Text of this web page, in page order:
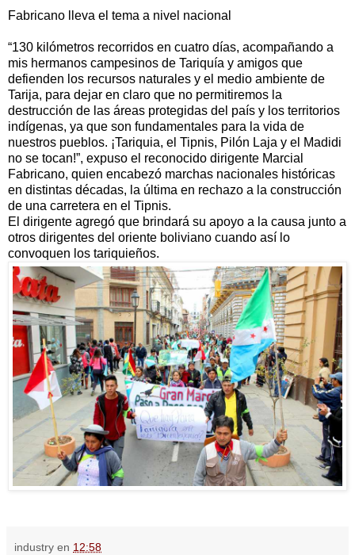
Fabricano lleva el tema a nivel nacional
“130 kilómetros recorridos en cuatro días, acompañando a
mis hermanos campesinos de Tariquía y amigos que
defienden los recursos naturales y el medio ambiente de
Tarija, para dejar en claro que no permitiremos la
destrucción de las áreas protegidas del país y los territorios
indígenas, ya que son fundamentales para la vida de
nuestros pueblos. ¡Tariquia, el Tipnis, Pilón Laja y el Madidi
no se tocan!”, expuso el reconocido dirigente Marcial
Fabricano, quien encabezó marchas nacionales históricas
en distintas décadas, la última en rechazo a la construcción
de una carretera en el Tipnis.
El dirigente agregó que brindará su apoyo a la causa junto a
otros dirigentes del oriente boliviano cuando así lo
convoquen los tariquieños.
industry en 12:58